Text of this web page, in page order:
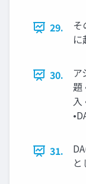
29.
そ
に
30.
ア
題
入
31.